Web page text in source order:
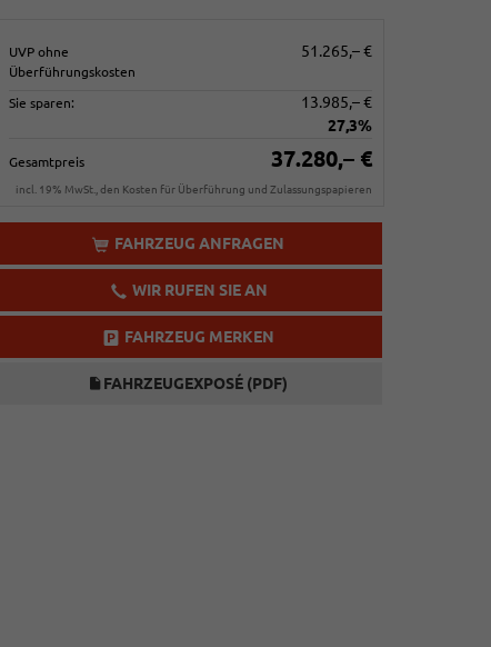
UVP ohne
Überführungskosten
51.265,– €
Sie sparen:
13.985,– €
27,3%
Gesamtpreis 37.280,– €
incl. 19% MwSt., den Kosten für Überführung und Zulassungspapieren
FAHRZEUG ANFRAGEN
WIR RUFEN SIE AN
FAHRZEUG MERKEN
FAHRZEUGEXPOSÉ (PDF)